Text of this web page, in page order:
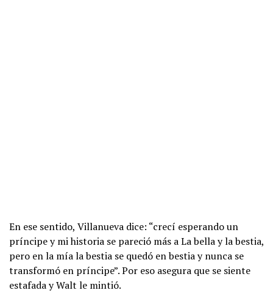
En ese sentido, Villanueva dice: “crecí esperando un
príncipe y mi historia se pareció más a La bella y la bestia,
pero en la mía la bestia se quedó en bestia y nunca se
transformó en príncipe”. Por eso asegura que se siente
estafada y Walt le mintió.